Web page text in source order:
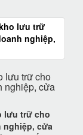
lưu trữ cho
nghiệp, cửa
lưu trữ cho
nghiệp, cửa